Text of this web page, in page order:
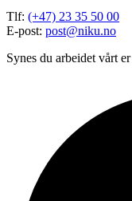
Tlf: (+47) 23 35 50 00
E-post: post@niku.no
Synes du arbeidet vårt